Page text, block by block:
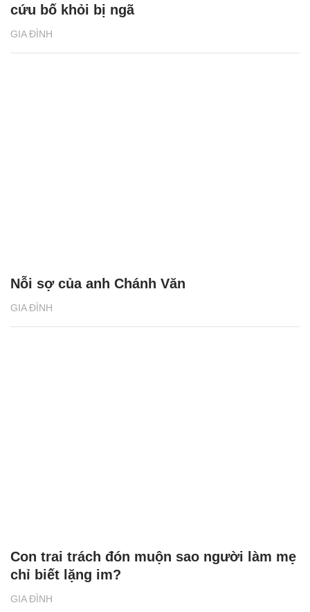
GIA ĐÌNH
cứu bố khỏi bị ngã
GIA ĐÌNH
Nỗi sợ của anh Chánh Văn
GIA ĐÌNH
Con trai trách đón muộn sao người làm mẹ
chỉ biết lặng im?